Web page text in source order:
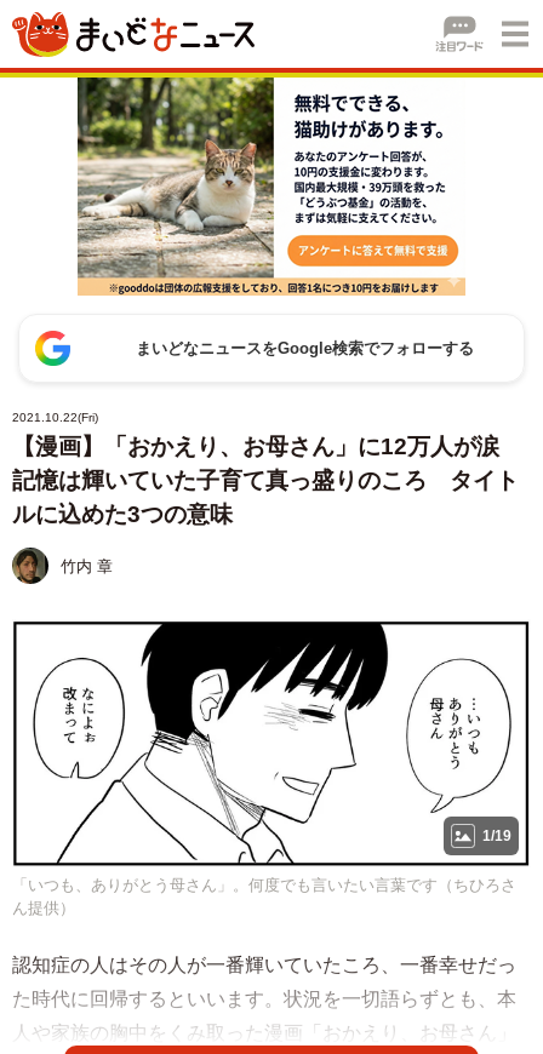
まいどなニュースをGoogle検索でフォローする
2021.10.22(Fri)
【漫画】「おかえり、お母さん」に12万人が涙
記憶は輝いていた子育て真っ盛りのころ タイト
ルに込めた3つの意味
竹内 章
1/19
「いつも、ありがとう母さん」。何度でも言いたい言葉です（ちひろさ
ん提供）
認知症の人はその人が一番輝いていたころ、一番幸せだっ
た時代に回帰するといいます。状況を一切語らずとも、本
人や家族の胸中をくみ取った漫画「おかえり、お母さん」